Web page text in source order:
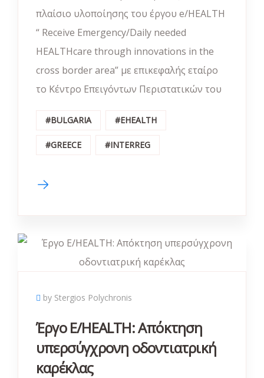
πλαίσιο υλοποίησης του έργου e/HEALTH
“ Receive Emergency/Daily needed
HEALTHcare through innovations in the
cross border area” με επικεφαλής εταίρο
το Κέντρο Επειγόντων Περιστατικών του
#BULGARIA #EHEALTH
#GREECE #INTERREG
by Stergios Polychronis
Έργο E/HEALTH: Απόκτηση
υπερσύγχρονη οδοντιατρική
καρέκλας